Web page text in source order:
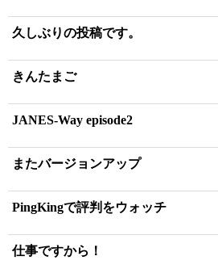
久しぶりの投稿です。
きんたまご
JANES-Way episode2
またバージョンアップ
PingKingで評判をウォッチ
仕事ですから！